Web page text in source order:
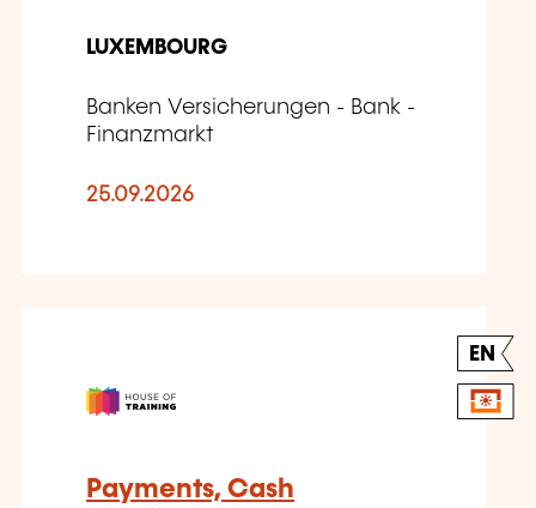
LUXEMBOURG
Banken Versicherungen - Bank -
Finanzmarkt
25.09.2026
EN
Payments, Cash